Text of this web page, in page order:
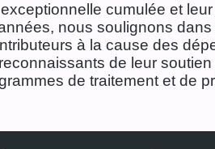
cumulée et
nous soulignons
à la cause des
de leur
de traitement et de